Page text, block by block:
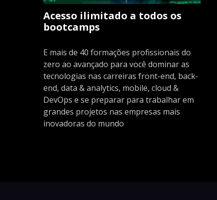
Acesso ilimitado a todos os
bootcamps
E mais de 40 formações profissionais do
zero ao avançado para você dominar as
tecnologias nas carreiras front-end, back-
end, data & analytics, mobile, cloud &
DevOps e se preparar para trabalhar em
grandes projetos nas empresas mais
inovadoras do mundo